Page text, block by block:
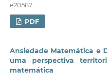
e20587
PDF
Ansiedade Matemática e
uma perspectiva
matemática